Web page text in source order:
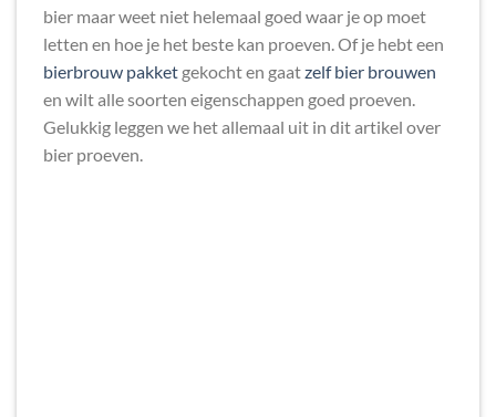
bier maar weet niet helemaal goed waar je op moet
letten en hoe je het beste kan proeven. Of je hebt een
bierbrouw pakket gekocht en gaatzelf bier brouwen
en wilt alle soorten eigenschappen goed proeven.
Gelukkig leggen we het allemaal uit in dit artikel over
bier proeven.